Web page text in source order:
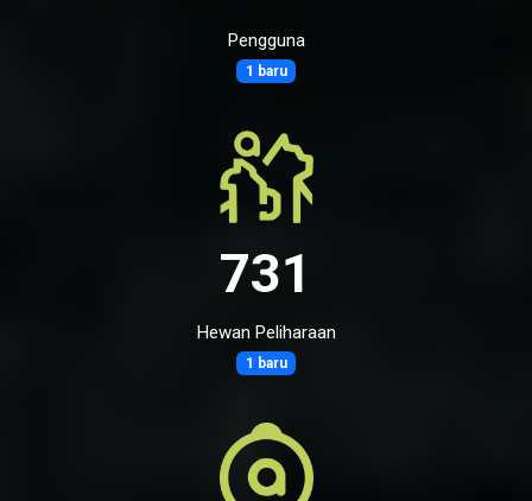
Pengguna
1 baru
731
Hewan Peliharaan
1 baru